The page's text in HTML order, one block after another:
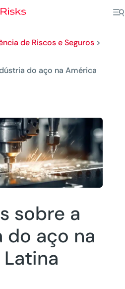
de Riscos e Seguros>
do aço na América
sobre a
do aço na